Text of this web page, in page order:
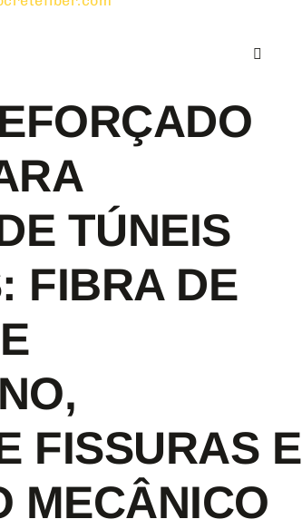
TÚNEIS
FIBRA DE
FISSURAS E
MECÂNICO